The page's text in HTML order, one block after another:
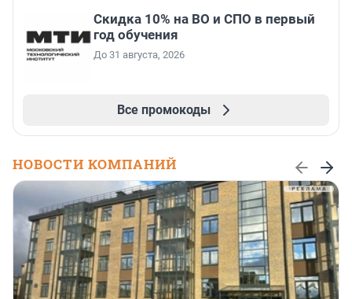
Скидка 10% на ВО и СПО в первый
год обучения
До 31 августа, 2026
Все промокоды
НОВОСТИ КОМПАНИЙ